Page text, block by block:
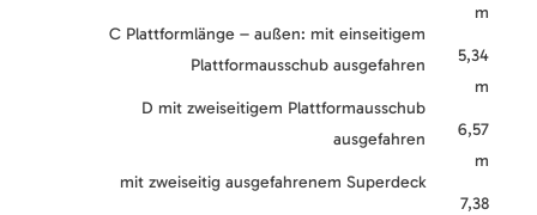
C Plattformlänge – außen: mit einseitigem
Plattformausschub ausgefahren
D mit zweiseitigem Plattformausschub
ausgefahren
mit zweiseitig ausgefahrenem Superdeck
m
5,34
m
6,57
m
7,38